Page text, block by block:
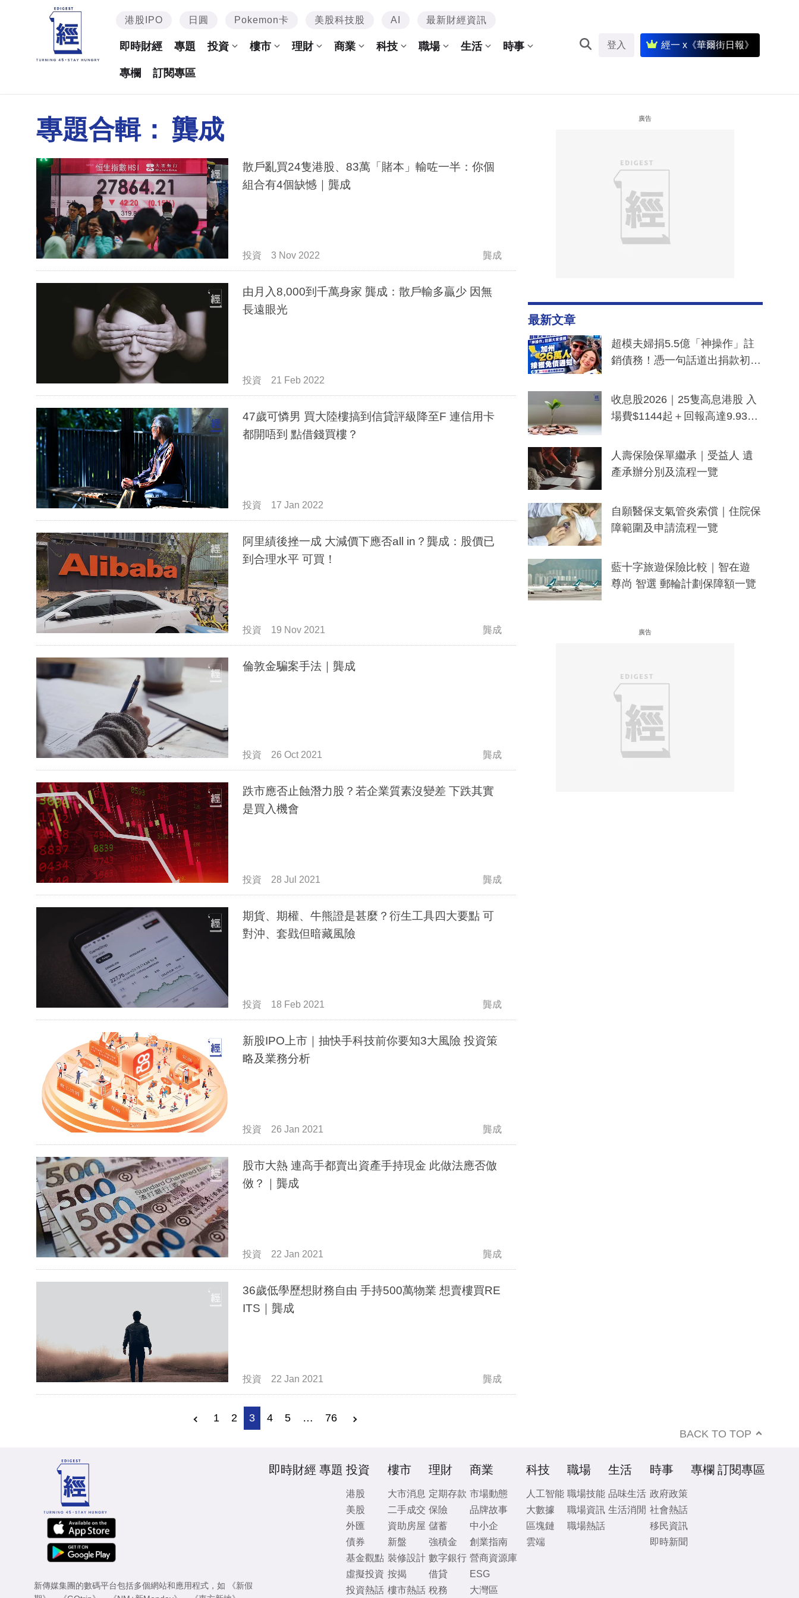
港股IPO 日圓 Pokemon卡 美股科技股 AI 最新財經資訊
即時財經 專題 投資 樓市 理財 商業 科技 職場 生活 時事
專欄 訂閱專區
登入 經一 x《華爾街日報》
專題合輯： 龔成
散戶亂買24隻港股、83萬「賭本」輸咗一半：你個
組合有4個缺憾｜龔成
投資 3 Nov 2022 龔成
由月入8,000到千萬身家 龔成：散戶輸多贏少 因無
長遠眼光
投資 21 Feb 2022
47歲可憐男 買大陸樓搞到信貸評級降至F 連信用卡
都開唔到 點借錢買樓？
投資 17 Jan 2022
阿里績後挫一成 大減價下應否all in？龔成：股價已
到合理水平 可買！
投資 19 Nov 2021 龔成
倫敦金騙案手法｜龔成
投資 26 Oct 2021 龔成
跌市應否止蝕潛力股？若企業質素沒變差 下跌其實
是買入機會
投資 28 Jul 2021 龔成
期貨、期權、牛熊證是甚麼？衍生工具四大要點 可
對沖、套戥但暗藏風險
投資 18 Feb 2021 龔成
新股IPO上市｜抽快手科技前你要知3大風險 投資策
略及業務分析
投資 26 Jan 2021 龔成
股市大熱 連高手都賣出資產手持現金 此做法應否倣
傚？｜龔成
投資 22 Jan 2021 龔成
36歲低學歷想財務自由 手持500萬物業 想賣樓買RE
ITS｜龔成
投資 22 Jan 2021 龔成
1 2 3 4 5 … 76
廣告
最新文章
超模夫婦捐5.5億「神操作」註
銷債務！憑一句話道出捐款初
一度被誤當詐騙手段
收息股2026｜25隻高息港股 入
場費$1144起＋回報高達9.93
人壽保險保單繼承｜受益人 遺
產承辦分別及流程一覽
自願醫保支氣管炎索償｜住院保
障範圍及申請流程一覽
藍十字旅遊保險比較｜智在遊
尊尚 智選 郵輪計劃保障額一覽
廣告
BACK TO TOP
新傳媒集團的數碼平台包括多個網站和應用程式，如
《新假
即時財經 專題 投資
港股
美股
外匯
債券
基金觀點
虛擬投資
投資熱話
樓市
大市消息
二手成交
資助房屋
新盤
裝修設計
按揭
樓市熱話
理財
定期存款
保險
儲蓄
強積金
數字銀行
借貸
稅務
商業
市場動態
品牌故事
中小企
創業指南
營商資源庫
ESG
大灣區
科技
人工智能
大數據
區塊鏈
雲端
職場
職場技能
職場資訊
職場熱話
生活
品味生活
生活消閒
時事
政府政策
社會熱話
移民資訊
即時新聞
專欄 訂閱專區